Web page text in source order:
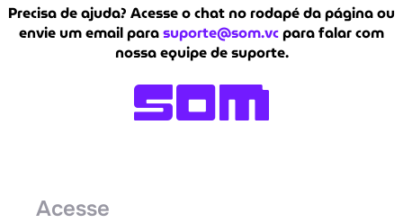
Precisa de ajuda? Acesse o chat no rodapé da página ou
envie um email parasuporte@som.vcpara falar com
nossa equipe de suporte.
Acesse